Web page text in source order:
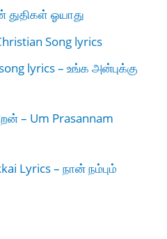
துதிகள் ஓயாது
Song lyrics
lyrics – உங்க அன்புக்கு
– Um Prasannam
Lyrics – நான் நம்பும்